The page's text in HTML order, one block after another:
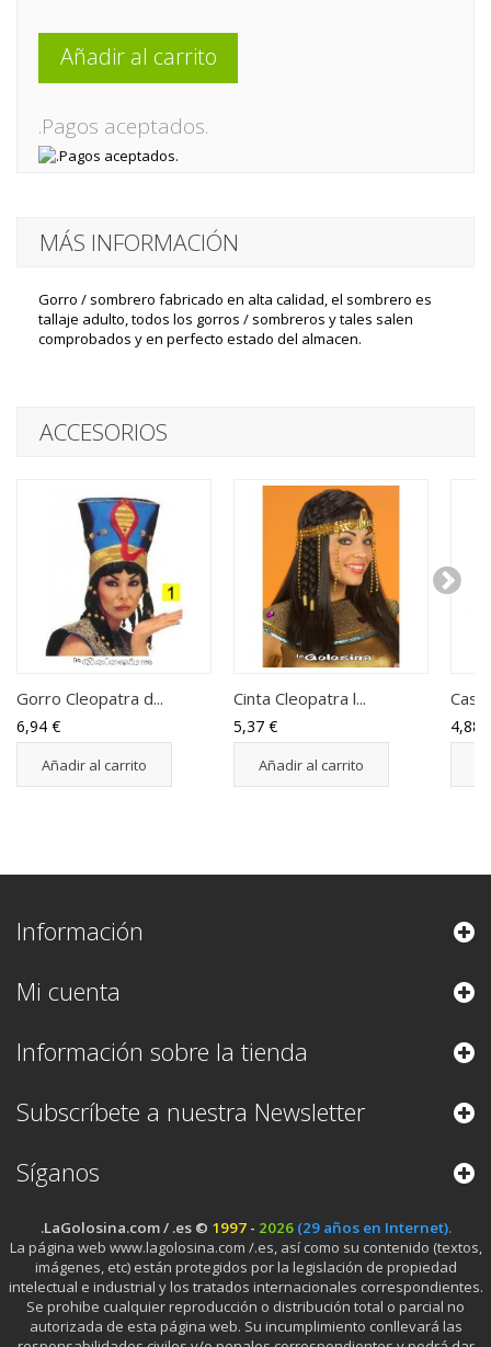
Añadir al carrito
.Pagos aceptados.
MÁS INFORMACIÓN
Gorro / sombrero fabricado en alta calidad, el sombrero es
tallaje adulto, todos los gorros / sombreros y tales salen
comprobados y en perfecto estado del almacen.
ACCESORIOS
Gorro Cleopatra d...
6,94 €
Añadir al carrito
Cinta Cleopatra l...
5,37 €
Añadir al carrito
4,88
Información
Mi cuenta
Información sobre la tienda
Subscríbete a nuestra Newsletter
Síganos
.LaGolosina.com / .es © 1997- 2026 (29 años en Internet).
La página web www.lagolosina.com /.es, así como su contenido (textos,
imágenes, etc) están protegidos por la legislación de propiedad
intelectual e industrial y los tratados internacionales correspondientes.
Se prohibe cualquier reproducción o distribución total o parcial no
autorizada de esta página web. Su incumplimiento conllevará las